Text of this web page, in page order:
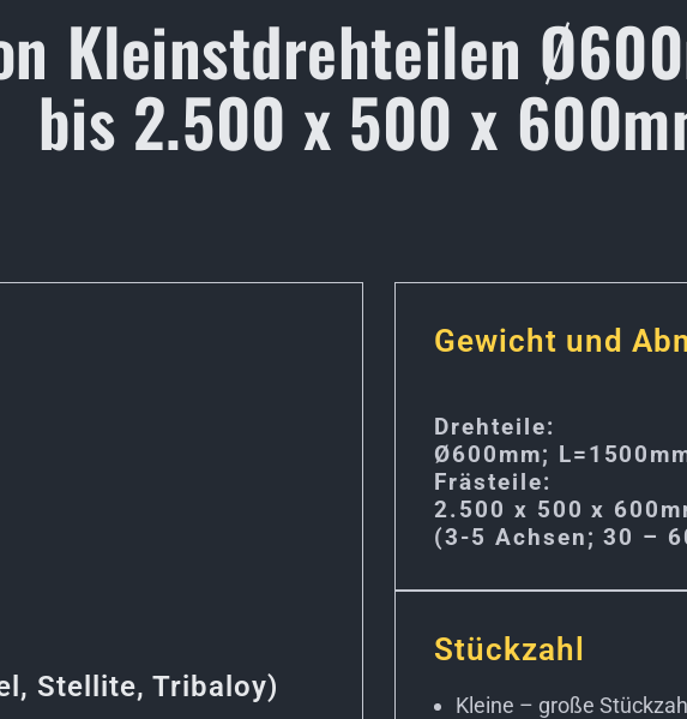
Kleinstdrehteilen
bis 2.500 x 500 x
Stellite, Tribaloy)
Gewicht und
Drehteile:
Ø600mm;
Frästeile:
2.500 x 500 x
(3-5 Achsen; 30 –
Stückzahl
Kleine – große